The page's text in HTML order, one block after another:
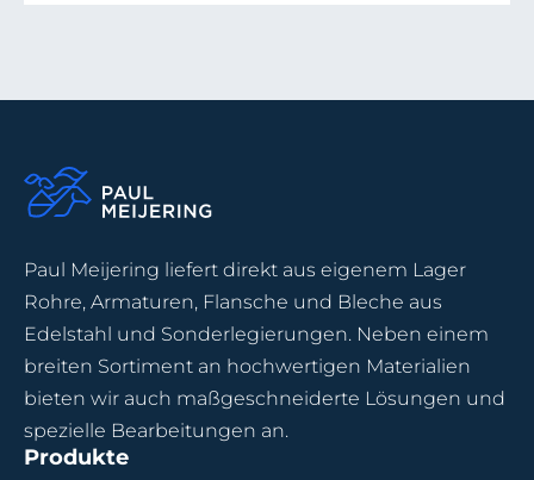
Paul Meijering liefert direkt aus eigenem Lager
Rohre, Armaturen, Flansche und Bleche aus
Edelstahl und Sonderlegierungen. Neben einem
breiten Sortiment an hochwertigen Materialien
bieten wir auch maßgeschneiderte Lösungen und
spezielle Bearbeitungen an.
Produkte